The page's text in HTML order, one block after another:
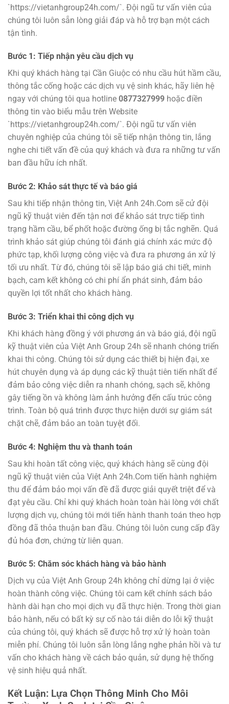
`https://vietanhgroup24h.com/`. Đội ngũ tư vấn viên của
chúng tôi luôn sẵn lòng giải đáp và hỗ trợ bạn một cách
tận tình.
Bước 1: Tiếp nhận yêu cầu dịch vụ
Khi quý khách hàng tại Cần Giuộc có nhu cầu hút hầm cầu,
thông tắc cống hoặc các dịch vụ vệ sinh khác, hãy liên hệ
ngay với chúng tôi qua hotline 0877327999 hoặc điền
thông tin vào biểu mẫu trên Website
`https://vietanhgroup24h.com/`. Đội ngũ tư vấn viên
chuyên nghiệp của chúng tôi sẽ tiếp nhận thông tin, lắng
nghe chi tiết vấn đề của quý khách và đưa ra những tư vấn
ban đầu hữu ích nhất.
Bước 2: Khảo sát thực tế và báo giá
Sau khi tiếp nhận thông tin, Việt Anh 24h.Com sẽ cử đội
ngũ kỹ thuật viên đến tận nơi để khảo sát trực tiếp tình
trạng hầm cầu, bể phốt hoặc đường ống bị tắc nghẽn. Quá
trình khảo sát giúp chúng tôi đánh giá chính xác mức độ
phức tạp, khối lượng công việc và đưa ra phương án xử lý
tối ưu nhất. Từ đó, chúng tôi sẽ lập báo giá chi tiết, minh
bạch, cam kết không có chi phí ẩn phát sinh, đảm bảo
quyền lợi tốt nhất cho khách hàng.
Bước 3: Triển khai thi công dịch vụ
Khi khách hàng đồng ý với phương án và báo giá, đội ngũ
kỹ thuật viên của Việt Anh Group 24h sẽ nhanh chóng triển
khai thi công. Chúng tôi sử dụng các thiết bị hiện đại, xe
hút chuyên dụng và áp dụng các kỹ thuật tiên tiến nhất để
đảm bảo công việc diễn ra nhanh chóng, sạch sẽ, không
gây tiếng ồn và không làm ảnh hưởng đến cấu trúc công
trình. Toàn bộ quá trình được thực hiện dưới sự giám sát
chặt chẽ, đảm bảo an toàn tuyệt đối.
Bước 4: Nghiệm thu và thanh toán
Sau khi hoàn tất công việc, quý khách hàng sẽ cùng đội
ngũ kỹ thuật viên của Việt Anh 24h.Com tiến hành nghiệm
thu để đảm bảo mọi vấn đề đã được giải quyết triệt để và
đạt yêu cầu. Chỉ khi quý khách hoàn toàn hài lòng với chất
lượng dịch vụ, chúng tôi mới tiến hành thanh toán theo hợp
đồng đã thỏa thuận ban đầu. Chúng tôi luôn cung cấp đầy
đủ hóa đơn, chứng từ liên quan.
Bước 5: Chăm sóc khách hàng và bảo hành
Dịch vụ của Việt Anh Group 24h không chỉ dừng lại ở việc
hoàn thành công việc. Chúng tôi cam kết chính sách bảo
hành dài hạn cho mọi dịch vụ đã thực hiện. Trong thời gian
bảo hành, nếu có bất kỳ sự cố nào tái diễn do lỗi kỹ thuật
của chúng tôi, quý khách sẽ được hỗ trợ xử lý hoàn toàn
miễn phí. Chúng tôi luôn sẵn lòng lắng nghe phản hồi và tư
vấn cho khách hàng về cách bảo quản, sử dụng hệ thống
vệ sinh hiệu quả nhất.
Kết Luận: Lựa Chọn Thông Minh Cho Môi